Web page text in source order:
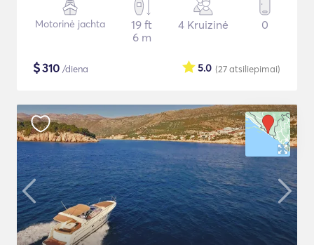
Motorinė jachta
19 ft
6 m
4 Kruizinė 0
$310 /diena (27atsiliepimai)
5.0